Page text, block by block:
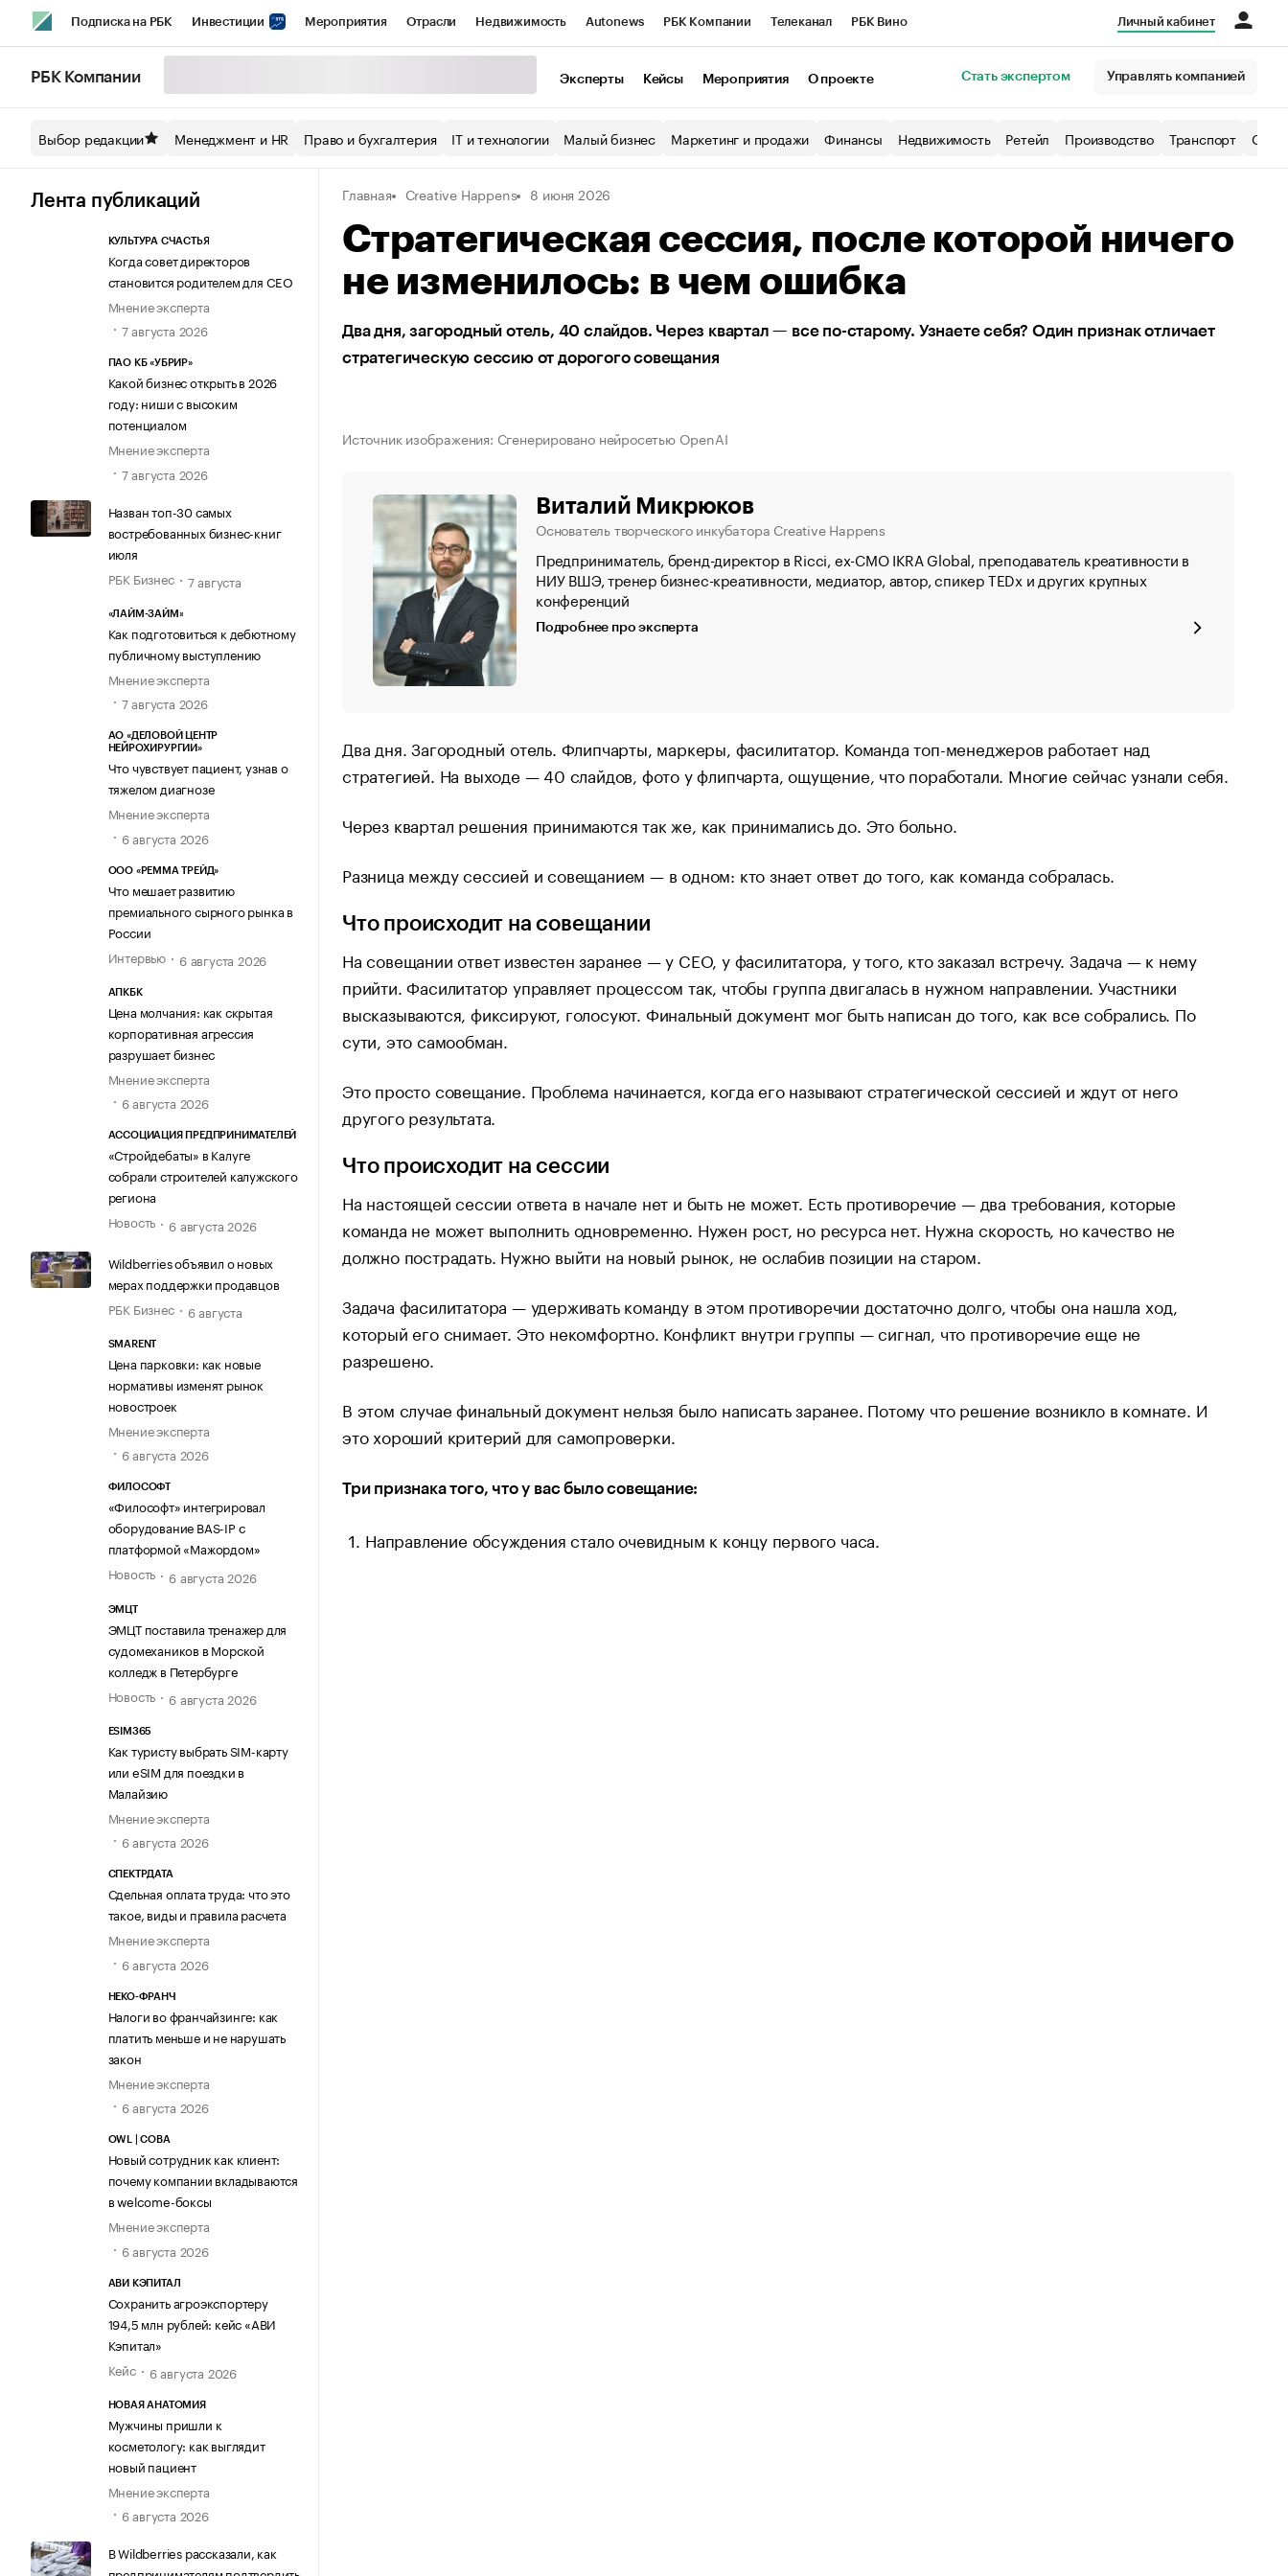
Подписка на РБК Инвестиции Мероприятия Отрасли Недвижимость Autonews РБК Компании Телеканал РБК Вино
Спецпроекты СПб Конференции СПб Спецпроекты Экономика Бизнес
Технологии и медиа Рынок наличной валюты
Личный кабинет
РБК Компании Эксперты Кейсы Мероприятия О проекте Стать экспертом Управлять компанией
Выбор редакции Менеджмент и HR Право и бухгалтерия IT и технологии Малый бизнес Маркетинг и продажи Финансы Недвижимость Ретейл Производство Транспорт
Лента публикаций
КУЛЬТУРА СЧАСТЬЯ
Когда совет директоров
становится родителем для CEO
Мнение эксперта
7 августа 2026
ПАО КБ «УБРИР»
Какой бизнес открыть в 2026
году: ниши с высоким
потенциалом
Мнение эксперта
7 августа 2026
Назван топ-30 самых
востребованных бизнес-книг
июля
РБК Бизнес
7 августа
«ЛАЙМ-ЗАЙМ»
Как подготовиться к дебютному
публичному выступлению
Мнение эксперта
7 августа 2026
АО «ДЕЛОВОЙ ЦЕНТР
НЕЙРОХИРУРГИИ»
Что чувствует пациент, узнав о
тяжелом диагнозе
Мнение эксперта
6 августа 2026
ООО «РЕММА ТРЕЙД»
Что мешает развитию
премиального сырного рынка в
России
Интервью
6 августа 2026
АПКБК
Цена молчания: как скрытая
корпоративная агрессия
разрушает бизнес
Мнение эксперта
6 августа 2026
АССОЦИАЦИЯ ПРЕДПРИНИМАТЕЛЕЙ
«Стройдебаты» в Калуге
собрали строителей калужского
региона
Новость
6 августа 2026
Wildberries объявил о новых
мерах поддержки продавцов
РБК Бизнес
6 августа
SMARENT
Цена парковки: как новые
нормативы изменят рынок
новостроек
Мнение эксперта
6 августа 2026
ФИЛОСОФТ
«Философт» интегрировал
оборудование BAS-IP с
платформой «Мажордом»
Новость
6 августа 2026
ЭМЦТ
ЭМЦТ поставила тренажер для
судомехаников в Морской
колледж в Петербурге
Новость
6 августа 2026
ESIM365
Как туристу выбрать SIM-карту
или eSIM для поездки в
Малайзию
Мнение эксперта
6 августа 2026
СПЕКТРДАТА
Сдельная оплата труда: что это
такое, виды и правила расчета
Мнение эксперта
6 августа 2026
НЕКО-ФРАНЧ
Налоги во франчайзинге: как
платить меньше и не нарушать
закон
Мнение эксперта
6 августа 2026
OWL | СОВА
Новый сотрудник как клиент:
почему компании вкладываются
в welcome-боксы
Мнение эксперта
6 августа 2026
АВИ КЭПИТАЛ
Сохранить агроэкспортеру
194,5 млн рублей: кейс «АВИ
Кэпитал»
Кейс
6 августа 2026
НОВАЯ АНАТОМИЯ
Мужчины пришли к
косметологу: как выглядит
новый пациент
Мнение эксперта
6 августа 2026
В Wildberries рассказали, как
Главная Creative Happens 8 июня 2026
Стратегическая сессия, после которой ничего
не изменилось: в чем ошибка
Два дня, загородный отель, 40 слайдов. Через квартал — все по-старому. Узнаете себя? Один признак отличает
стратегическую сессию от дорогого совещания
Источник изображения: Сгенерировано нейросетью OpenAI
Виталий Микрюков
Основатель творческого инкубатора Creative Happens
Предприниматель, бренд-директор в Ricci, ex-CMO IKRA Global, преподаватель креативности в
НИУ ВШЭ, тренер бизнес-креативности, медиатор, автор, спикер TEDx и других крупных
конференций
Подробнее про эксперта
Два дня. Загородный отель. Флипчарты, маркеры, фасилитатор. Команда топ-менеджеров работает над
стратегией. На выходе — 40 слайдов, фото у флипчарта, ощущение, что поработали. Многие сейчас узнали себя.
Через квартал решения принимаются так же, как принимались до. Это больно.
Разница между сессией и совещанием — в одном: кто знает ответ до того, как команда собралась.
Что происходит на совещании
На совещании ответ известен заранее — у CEO, у фасилитатора, у того, кто заказал встречу. Задача — к нему
прийти. Фасилитатор управляет процессом так, чтобы группа двигалась в нужном направлении. Участники
высказываются, фиксируют, голосуют. Финальный документ мог быть написан до того, как все собрались. По
сути, это самообман.
Это просто совещание. Проблема начинается, когда его называют стратегической сессией и ждут от него
другого результата.
Что происходит на сессии
На настоящей сессии ответа в начале нет и быть не может. Есть противоречие — два требования, которые
команда не может выполнить одновременно. Нужен рост, но ресурса нет. Нужна скорость, но качество не
должно пострадать. Нужно выйти на новый рынок, не ослабив позиции на старом.
Задача фасилитатора — удерживать команду в этом противоречии достаточно долго, чтобы она нашла ход,
который его снимает. Это некомфортно. Конфликт внутри группы — сигнал, что противоречие еще не
разрешено.
В этом случае финальный документ нельзя было написать заранее. Потому что решение возникло в комнате. И
это хороший критерий для самопроверки.
Три признака того, что у вас было совещание:
Направление обсуждения стало очевидным к концу первого часа.